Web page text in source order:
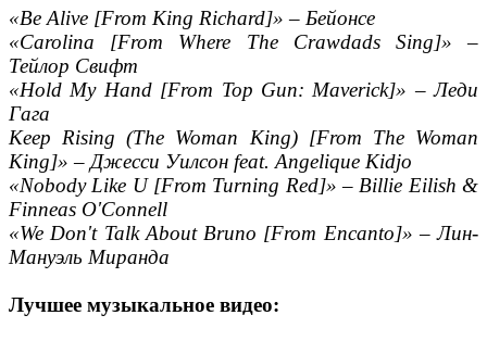
«Be Alive [From King Richard]» – Бейонсе
«Carolina [From Where The Crawdads Sing]» –
Тейлор Свифт
«Hold My Hand [From Top Gun: Maverick]» – Леди
Гага
Keep Rising (The Woman King) [From The Woman
King]» – Джесси Уилсон feat. Angelique Kidjo
«Nobody Like U [From Turning Red]» – Billie Eilish &
Finneas O'Connell
«We Don't Talk About Bruno [From Encanto]» – Лин-
Мануэль Миранда
Лучшее музыкальное видео: